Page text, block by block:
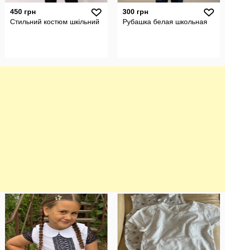
450 грн
Стильний костюм шкільний
300 грн
Рубашка белая школьная